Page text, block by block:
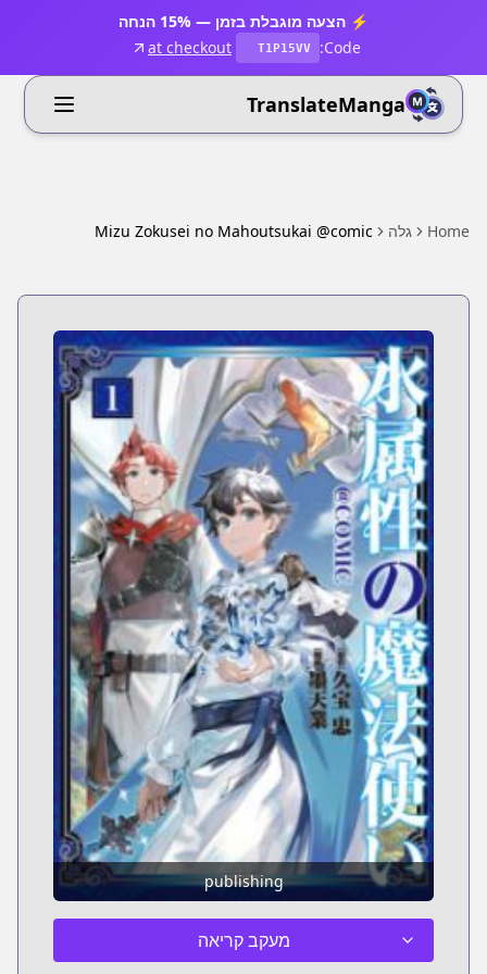
⚡ הצעה מוגבלת בזמן — 15% הנחה
Code:
T1P15VV
at checkout
TranslateManga
Home גלה Mizu Zokusei no Mahoutsukai @comic
publishing
מעקב קריאה